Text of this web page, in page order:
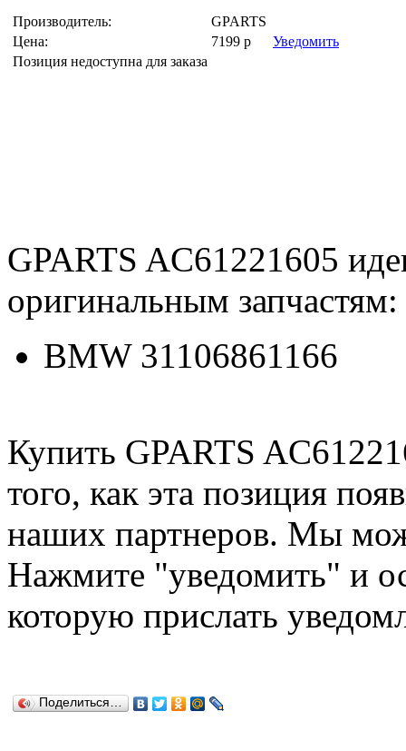
Производитель:
GPARTS
Цена:
7199 р
Позиция недоступна для заказа
Уведомить
GPARTS AC61221605
оригинальным запчастям:
BMW 31106861166
Купить GPARTS
того, как эта позиция
наших партнеров. Мы
Нажмите "уведомить" и
которую прислать
Поделиться…